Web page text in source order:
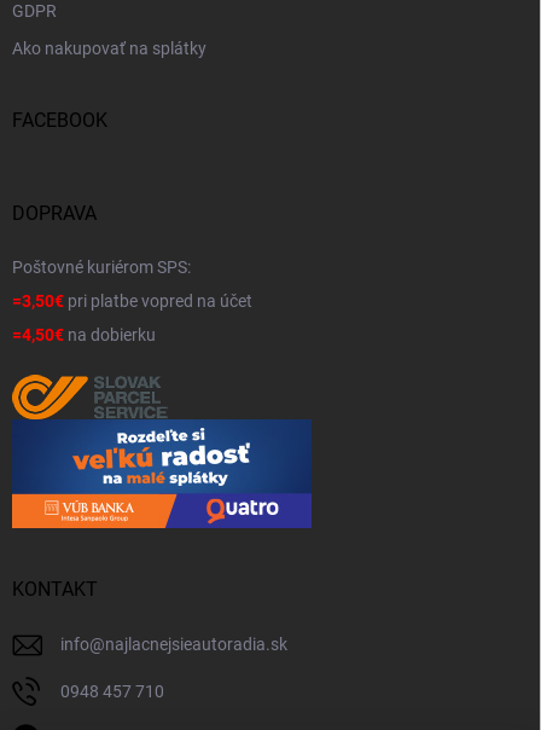
GDPR
Ako nakupovať na splátky
FACEBOOK
DOPRAVA
Poštovné kuriérom SPS:
=3,50€ pri platbe vopred na účet
=4,50€ na dobierku
KONTAKT
info@najlacnejsieautoradia.sk
0948 457 710